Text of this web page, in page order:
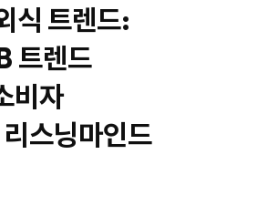
트렌드:
트렌드
비자
스닝마인드